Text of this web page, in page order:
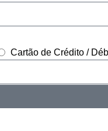
Cartão de Crédito /